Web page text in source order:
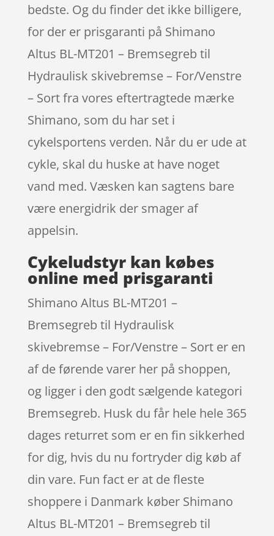
bedste. Og du finder det ikke billigere,
for der er prisgaranti på Shimano
Altus BL-MT201 – Bremsegreb til
Hydraulisk skivebremse – For/Venstre
– Sort fra vores eftertragtede mærke
Shimano, som du har set i
cykelsportens verden. Når du er ude at
cykle, skal du huske at have noget
vand med. Væsken kan sagtens bare
være energidrik der smager af
appelsin.
Cykeludstyr kan købes
online med prisgaranti
Shimano Altus BL-MT201 –
Bremsegreb til Hydraulisk
skivebremse – For/Venstre – Sort er en
af de førende varer her på shoppen,
og ligger i den godt sælgende kategori
Bremsegreb. Husk du får hele hele 365
dages returret som er en fin sikkerhed
for dig, hvis du nu fortryder dig køb af
din vare. Fun fact er at de fleste
shoppere i Danmark køber Shimano
Altus BL-MT201 – Bremsegreb til